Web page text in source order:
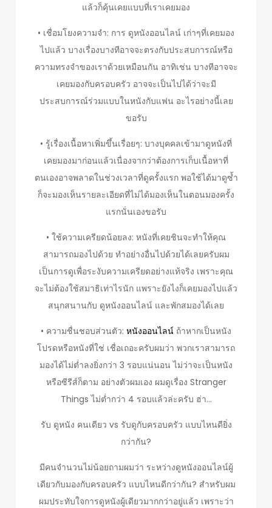
แล้วก็คุ้นเคยแบบที่เราเคยมอง
• เชื่อมโยงความจำ: การ ดูหนังออนไลน์ เก่าๆที่เคยมอง
ไปแล้ว บางเรื่องบางทีอาจจะตรงกับประสบการณ์หรือ
ความทรงจำของเราด้วยเหมือนกัน อาทิเช่น บางทีอาจจะ
เคยมองกับครอบครัว อาจจะเป็นไปได้ว่าจะมี
ประสบการณ์ร่วมแบบในหนังกับแฟน อะไรอย่างนี้เลย
ขอรับ
• รู้เรื่องเนื้อหาเพิ่มขึ้นเรื่อยๆ: บางบุคคลเข้ามาดูหนังที่
เคยมองมาก่อนแล้วเนื่องจากว่าต้องการเก็บเนื้อหาที่
ตนเองอาจพลาดในช่วงเวลาที่ดูครั้งแรก พอใช้ได้มาดูซ้ำ
ก็จะมองเห็นรายละเอียดที่ไม่ได้มองเห็นในตอนมองครั้ง
แรกนั่นเองขอรับ
• ใช้ความเครียดน้อยลง: หนังที่เคยชินจะทำให้คุณ
สามารถมองไปด้วย ทำอย่างอื่นไปด้วยได้เลยครับผม
เป็นการดูเพื่อระงับความเครียดอย่างแท้จริง เพราะคุณ
จะไม่ต้องใช้สมาธิเท่าไรนัก แพราะยังไงก็เคยมองไปแล้ว
สนุกสนานกับ ดูหนังออนไลน์ และพักสมองได้เลย
• ความชื่นชอบส่วนตัว: หนังออนไลน์ ถ้าหากเป็นหนัง
โปรดหรือหนังที่ใช่ เชื่อเถอะครับผมว่า พวกเราสามารถ
มองได้ไม่ต่ำลงยิ่งกว่า 3 รอบแน่นอน ไม่ว่าจะเป็นหนัง
หรือซีรีส์ก็ตาม อย่างตัวผมเอง ผมดูเรื่อง Stranger
Things ไม่ต่ำกว่า 4 รอบแล้วล่ะครับ ฮ่า…
รับ ดูหนัง คนเดียว vs รับดูกับครอบครัว แบบไหนดียิ่ง
กว่ากัน?
มีคนจำนวนไม่น้อยถามผมว่า ระหว่างดูหนังออนไลน์ผู้
เดียวกับมองกับครอบครัว แบบไหนดีกว่ากัน? สำหรับผม
ผมประทับใจการดูหนังผู้เดียวมากกว่าอยู่แล้ว เพราะว่า